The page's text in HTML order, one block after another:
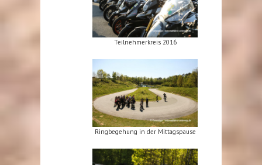
Teilnehmerkreis 2016
Ringbegehung in der Mittagspause